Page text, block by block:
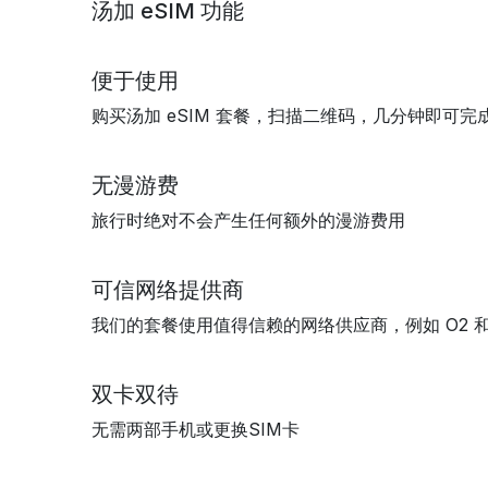
汤加 eSIM 功能
便于使用
购买汤加 eSIM 套餐，扫描二维码，几分钟即可完
无漫游费
旅行时绝对不会产生任何额外的漫游费用
可信网络提供商
我们的套餐使用值得信赖的网络供应商，例如 O2
双卡双待
无需两部手机或更换SIM卡